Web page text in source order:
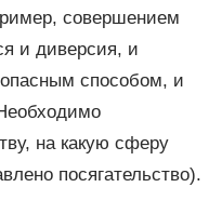
совершением
и диверсия, и
способом, и
на какую сферу
посягательство).